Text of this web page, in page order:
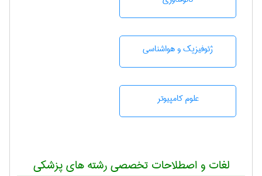
ژئوفيزيك و هواشناسی
علوم کامپیوتر
لغات و اصطلاحات تخصصی رشته های پزشکی